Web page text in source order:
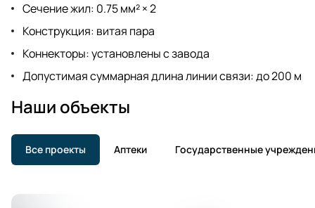
Сечение жил: 0.75 мм² × 2
Конструкция: витая пара
Коннекторы: установлены с завода
Допустимая суммарная длина линии связи: до 200 м
Наши объекты
Все проекты Аптеки Государственные